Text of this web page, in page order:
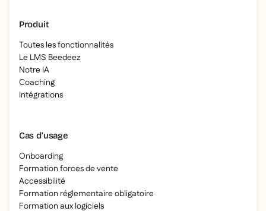
Produit
Toutes les fonctionnalités
Le LMS Beedeez
Notre IA
Coaching
Intégrations
Cas d’usage
Onboarding
Formation forces de vente
Accessibilité
Formation réglementaire obligatoire
Formation aux logiciels